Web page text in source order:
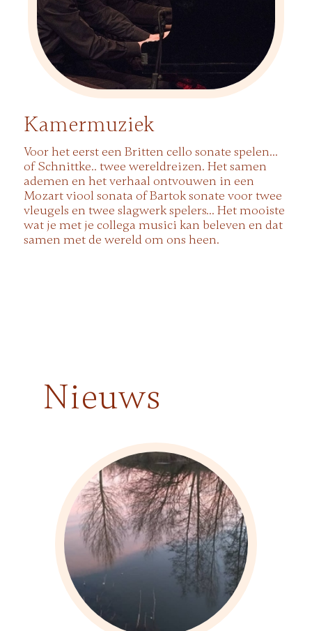
Kamermuziek
Voor het eerst een Britten cello sonate spelen…
of Schnittke.. twee wereldreizen. Het samen
ademen en het verhaal ontvouwen in een
Mozart viool sonata of Bartok sonate voor twee
vleugels en twee slagwerk spelers… Het mooiste
wat je met je collega musici kan beleven en dat
samen met de wereld om ons heen.
Nieuws